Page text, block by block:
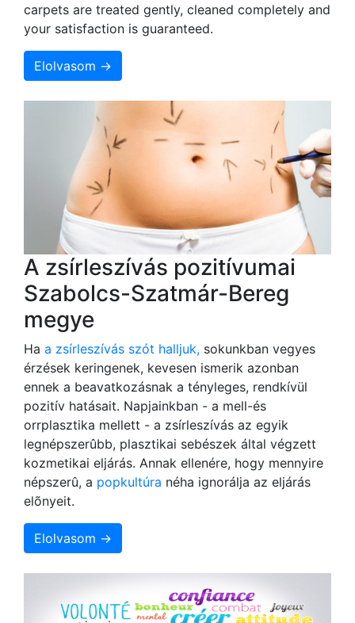
carpets are treated gently, cleaned completely and
your satisfaction is guaranteed.
Elolvasom →
A zsírleszívás pozitívumai
Szabolcs-Szatmár-Bereg
megye
Ha a zsírleszívás szót halljuk, sokunkban vegyes
érzések keringenek, kevesen ismerik azonban
ennek a beavatkozásnak a tényleges, rendkívül
pozitív hatásait. Napjainkban - a mell-és
orrplasztika mellett - a zsírleszívás az egyik
legnépszerûbb, plasztikai sebészek által végzett
kozmetikai eljárás. Annak ellenére, hogy mennyire
népszerû, a popkultúra néha ignorálja az eljárás
elõnyeit.
Elolvasom →